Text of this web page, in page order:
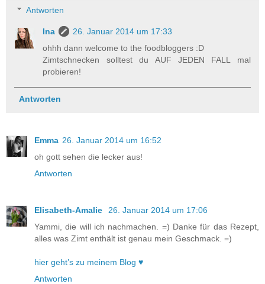
Antworten
Ina
26. Januar 2014 um 17:33
ohhh dann welcome to the foodbloggers :D
Zimtschnecken solltest du AUF JEDEN FALL mal
probieren!
Antworten
Emma 26. Januar 2014 um 16:52
oh gott sehen die lecker aus!
Antworten
Elisabeth-Amalie
26. Januar 2014 um 17:06
Yammi, die will ich nachmachen. =) Danke für das Rezept,
alles was Zimt enthält ist genau mein Geschmack. =)
hier geht’s zu meinem Blog ♥
Antworten